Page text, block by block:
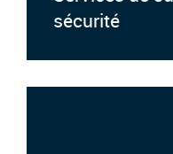
sécurité